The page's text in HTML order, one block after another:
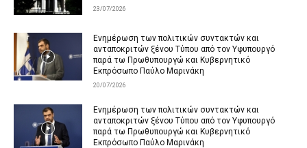
23/07/2026
Ενημέρωση των πολιτικών συντακτών και
ανταποκριτών ξένου Τύπου από τον Υφυπουργό
παρά τω Πρωθυπουργώ και Κυβερνητικό
Εκπρόσωπο Παύλο Μαρινάκη
20/07/2026
Ενημέρωση των πολιτικών συντακτών και
ανταποκριτών ξένου Τύπου από τον Υφυπουργό
παρά τω Πρωθυπουργώ και Κυβερνητικό
Εκπρόσωπο Παύλο Μαρινάκη